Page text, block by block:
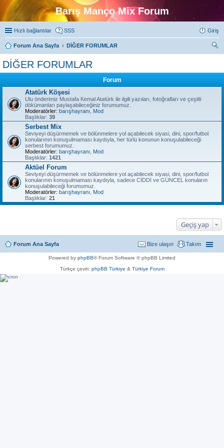
Barış Manço Mix Forum
Hızlı bağlantılar SSS Giriş
Forum Ana Sayfa
DİĞER FORUMLAR
DİĞER FORUMLAR
Forum
Atatürk Köşesi
Ulu önderimiz Mustafa Kemal Atatürk ile ilgili yazıları, fotoğrafları ve çeşitli
dökümanları paylaşabileceğiniz forumumuz.
Moderatörler: barışhayranı
Mod
Başlıklar: 39
Serbest Mix
Seviyeyi düşürmemek ve bölünmelere yol açabilecek siyasi, dini, spor/futbol
konularının konuşulmaması kaydıyla, her türlü konunun konuşulabileceği
serbest forumumuz.
Moderatörler: barışhayranı
Mod
Başlıklar: 1421
Aktüel Forum
Seviyeyi düşürmemek ve bölünmelere yol açabilecek siyasi, dini, spor/futbol
konularının konuşulmaması kaydıyla, sadece CİDDİ ve GÜNCEL konuların
konuşulabileceği forumumuz.
Moderatörler: barışhayranı
Mod
Başlıklar: 21
Geçiş yap
Forum Ana Sayfa Takım
Bize ulaşın
Powered by phpBB® Forum Software © phpBB Limited
Türkçe çeviri: phpBB Türkiye & Türkiye Forum